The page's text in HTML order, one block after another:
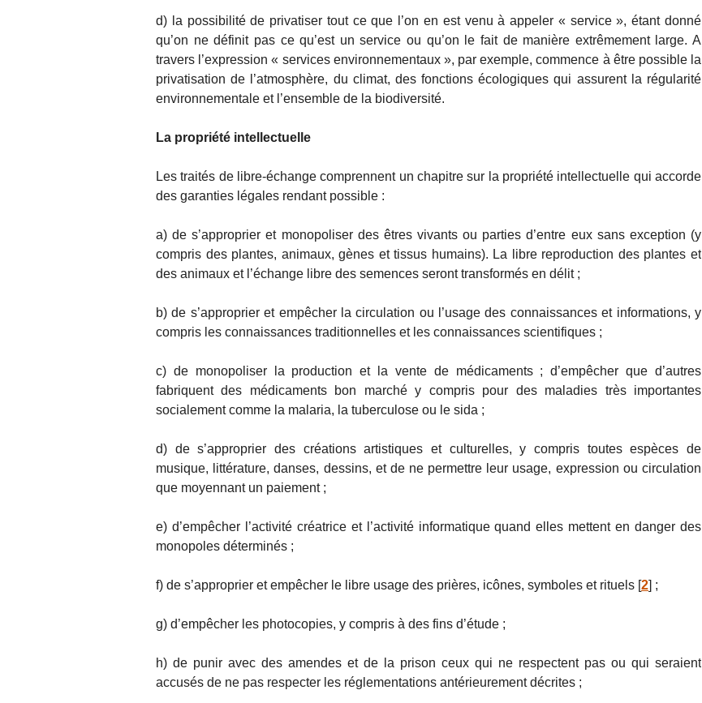
d) la possibilité de privatiser tout ce que l’on en est venu à appeler « service », étant donné
qu’on ne définit pas ce qu’est un service ou qu’on le fait de manière extrêmement large. A
travers l’expression « services environnementaux », par exemple, commence à être possible la
privatisation de l’atmosphère, du climat, des fonctions écologiques qui assurent la régularité
environnementale et l’ensemble de la biodiversité.
La propriété intellectuelle
Les traités de libre-échange comprennent un chapitre sur la propriété intellectuelle qui accorde
des garanties légales rendant possible :
a) de s’approprier et monopoliser des êtres vivants ou parties d’entre eux sans exception (y
compris des plantes, animaux, gènes et tissus humains). La libre reproduction des plantes et
des animaux et l’échange libre des semences seront transformés en délit ;
b) de s’approprier et empêcher la circulation ou l’usage des connaissances et informations, y
compris les connaissances traditionnelles et les connaissances scientifiques ;
c) de monopoliser la production et la vente de médicaments ; d’empêcher que d’autres
fabriquent des médicaments bon marché y compris pour des maladies très importantes
socialement comme la malaria, la tuberculose ou le sida ;
d) de s’approprier des créations artistiques et culturelles, y compris toutes espèces de
musique, littérature, danses, dessins, et de ne permettre leur usage, expression ou circulation
que moyennant un paiement ;
e) d’empêcher l’activité créatrice et l’activité informatique quand elles mettent en danger des
monopoles déterminés ;
f) de s’approprier et empêcher le libre usage des prières, icônes, symboles et rituels [2] ;
g) d’empêcher les photocopies, y compris à des fins d’étude ;
h) de punir avec des amendes et de la prison ceux qui ne respectent pas ou qui seraient
accusés de ne pas respecter les réglementations antérieurement décrites ;